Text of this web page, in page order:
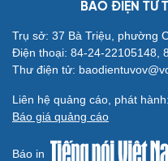
BÁO ĐIỆN TỬ
Trụ sở: 37 Bà Triệu, phường
Điện thoại: 84-24-22105148,
Thư điện tử:
Liên hệ quảng cáo, phát
Báo giá quảng cáo
Báo in